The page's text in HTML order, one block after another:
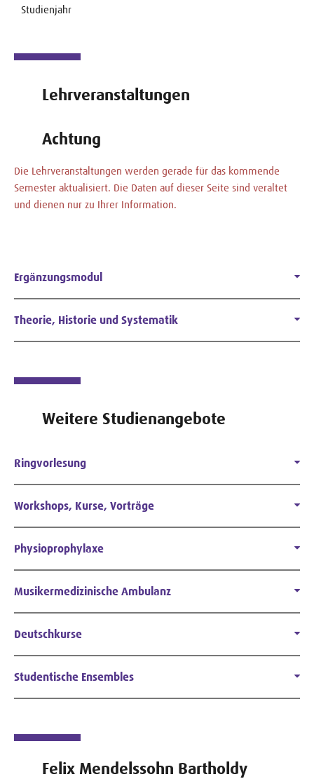
Studienjahr
Lehrveranstaltungen
Achtung
Die Lehrveranstaltungen werden gerade für das kommende
Semester aktualisiert. Die Daten auf dieser Seite sind veraltet
und dienen nur zu Ihrer Information.
Ergänzungsmodul
Theorie, Historie und Systematik
Weitere Studienangebote
Ringvorlesung
Workshops, Kurse, Vorträge
Physioprophylaxe
Musikermedizinische Ambulanz
Deutschkurse
Studentische Ensembles
Felix Mendelssohn Bartholdy